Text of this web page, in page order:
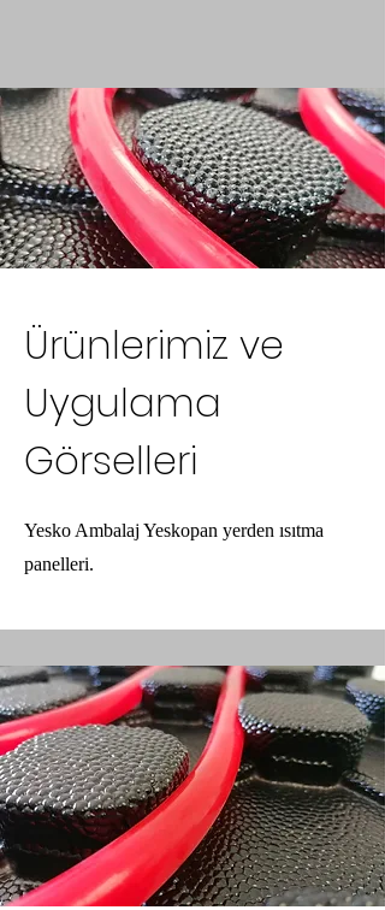
Ürünlerimiz ve
Uygulama
Görselleri
Yesko Ambalaj Yeskopan yerden ısıtma
panelleri.